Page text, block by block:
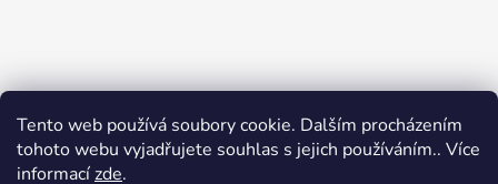
Tento web používá soubory cookie. Dalším procházením
tohoto webu vyjadřujete souhlas s jejich používáním.. Více
informacízde.